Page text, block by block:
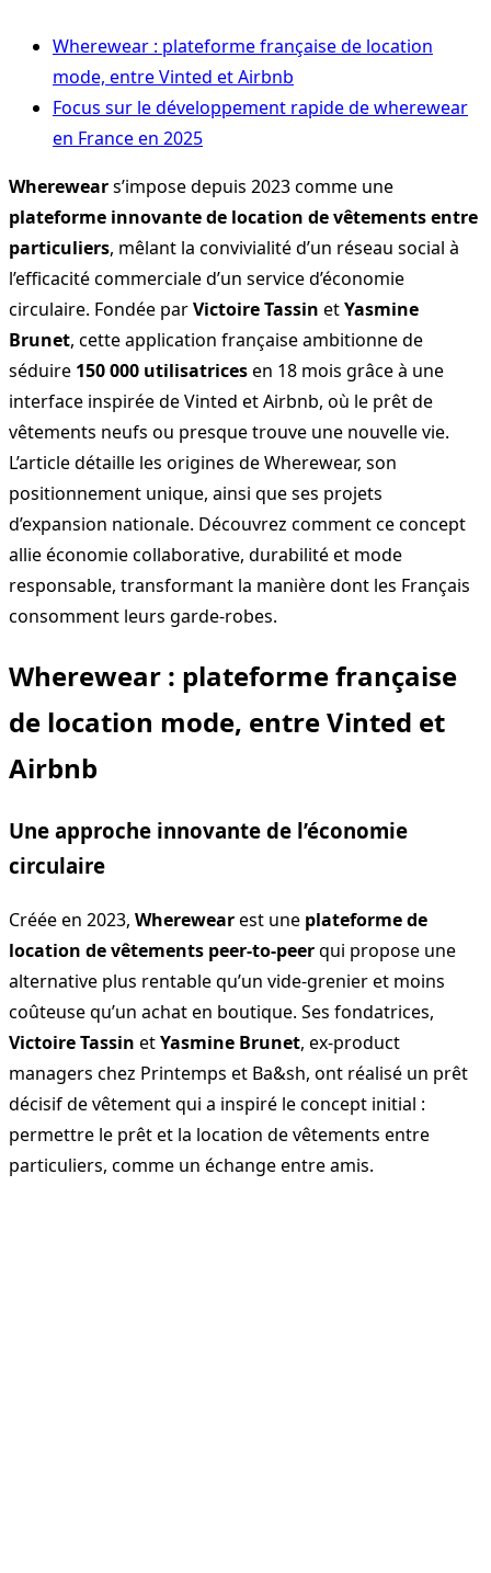
Wherewear : plateforme française de location
mode, entre Vinted et Airbnb
Focus sur le développement rapide de wherewear
en France en 2025
Wherewears’impose depuis 2023 comme une
plateforme innovante de location de vêtements entre
particuliers, mêlant la convivialité d’un réseau social à
l’efficacité commerciale d’un service d’économie
circulaire. Fondée parVictoire Tassin etYasmine
Brunet, cette application française ambitionne de
séduire 150 000 utilisatricesen 18 mois grâce à une
interface inspirée de Vinted et Airbnb, où le prêt de
vêtements neufs ou presque trouve une nouvelle vie.
L’article détaille les origines de Wherewear, son
positionnement unique, ainsi que ses projets
d’expansion nationale. Découvrez comment ce concept
allie économie collaborative, durabilité et mode
responsable, transformant la manière dont les Français
consomment leurs garde-robes.
Wherewear : plateforme française
de location mode, entre Vinted et
Airbnb
Une approche innovante de l’économie
circulaire
Créée en 2023, Wherewearest une plateforme de
location de vêtements peer-to-peerqui propose une
alternative plus rentable qu’un vide-grenier et moins
coûteuse qu’un achat en boutique. Ses fondatrices,
Victoire Tassin etYasmine Brunet, ex-product
managers chez Printemps et Ba&sh, ont réalisé un prêt
décisif de vêtement qui a inspiré le concept initial :
permettre le prêt et la location de vêtements entre
particuliers, comme un échange entre amis.